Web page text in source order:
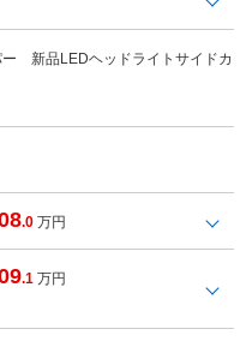
新品LEDヘッドライトサイドカ
.0 万円
.1 万円